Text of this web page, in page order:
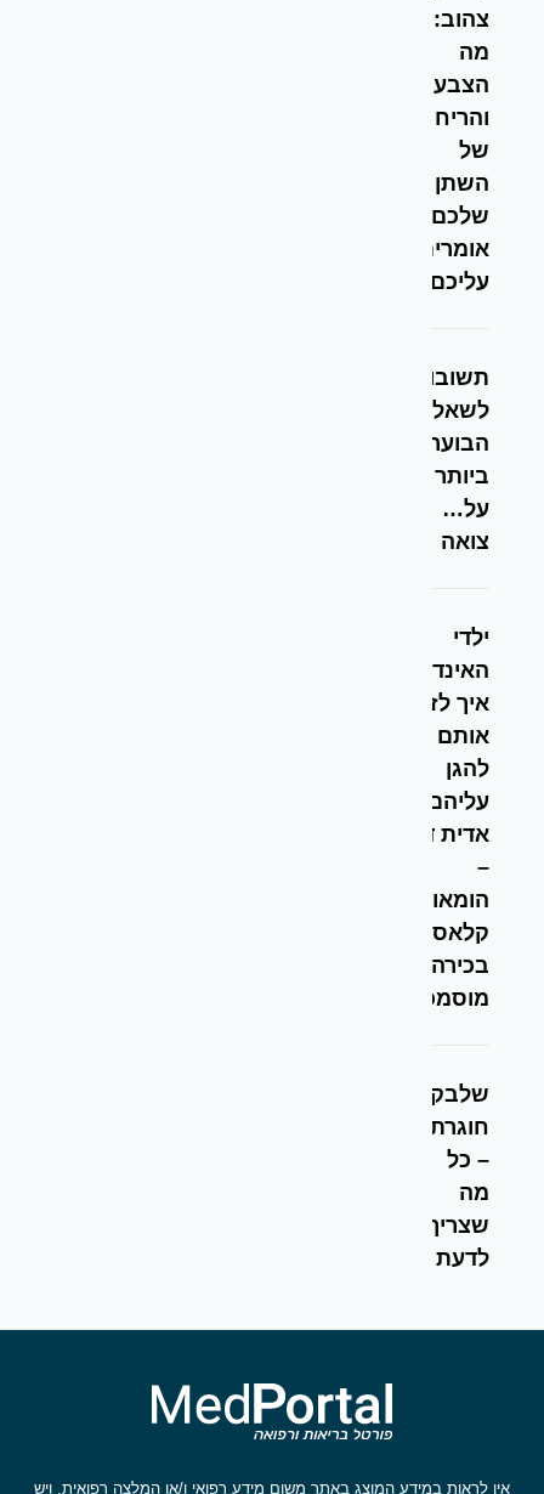
צהוב:
מה
הצבע
והריח
של
השתן
שלכם
אומרים
עליכם?
תשובות
לשאלות
הבוערות
ביותר
על…
צואה
ילדי
האינדיגו –
איך לזהות
אותם ואיך
להגן
עליהם –
אדית דניאל
–
הומאופתית
קלאסית
בכירה
מוסמכת
שלבקת
חוגרת
– כל
מה
שצריך
לדעת
אין לראות במידע המוצג באתר משום מידע רפואי ו/או המלצה רפואית, ויש